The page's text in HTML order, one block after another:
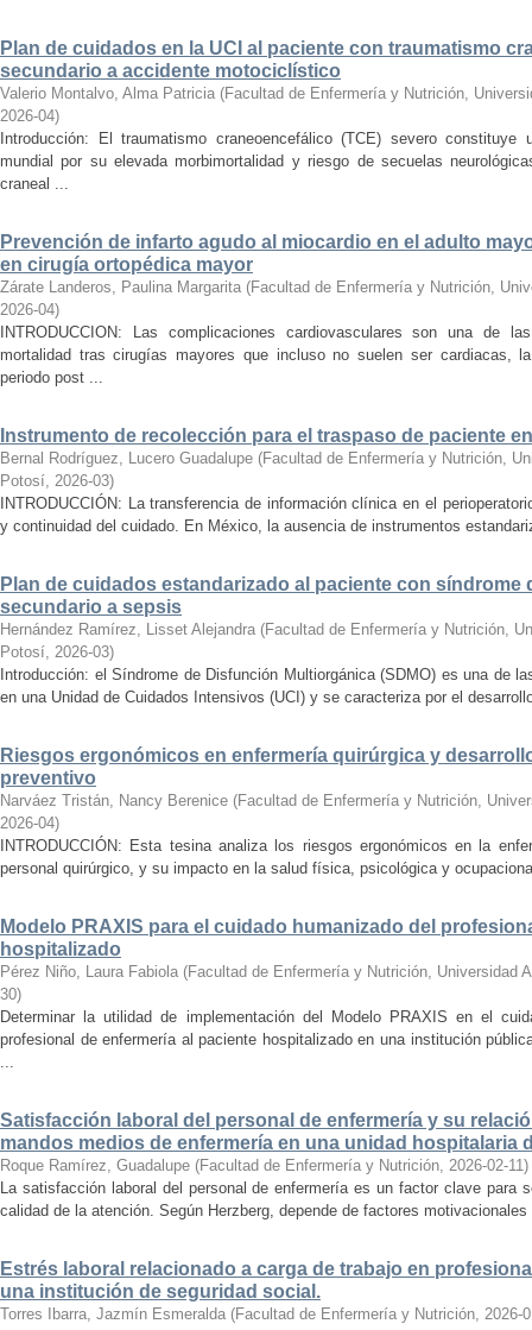
Plan de cuidados en la UCI al paciente con traumatismo
secundario a accidente motociclístico
Valerio Montalvo, Alma Patricia (Facultad de Enfermería y Nutrición,
2026-04)
Introducción: El traumatismo craneoencefálico (TCE) severo
mundial por su elevada morbimortalidad y riesgo de secuelas
craneal ...
Prevención de infarto agudo al miocardio en el adulto
en cirugía ortopédica mayor
Zárate Landeros, Paulina Margarita (Facultad de Enfermería y Nutrición,
2026-04)
INTRODUCCION: Las complicaciones cardiovasculares son una de
mortalidad tras cirugías mayores que incluso no suelen ser cardiacas,
periodo post ...
Instrumento de recolección para el traspaso de paciente
Bernal Rodríguez, Lucero Guadalupe (Facultad de Enfermería y Nutrición,
Potosí, 2026-03)
INTRODUCCIÓN: La transferencia de información clínica en el
y continuidad del cuidado. En México, la ausencia de instrumentos
Plan de cuidados estandarizado al paciente con
secundario a sepsis
Hernández Ramírez, Lisset Alejandra (Facultad de Enfermería y Nutrición,
Potosí, 2026-03)
Introducción: el Síndrome de Disfunción Multiorgánica (SDMO) es una de
en una Unidad de Cuidados Intensivos (UCI) y se caracteriza por el
Riesgos ergonómicos en enfermería quirúrgica y
preventivo
Narváez Tristán, Nancy Berenice (Facultad de Enfermería y Nutrición,
2026-04)
INTRODUCCIÓN: Esta tesina analiza los riesgos ergonómicos en la
personal quirúrgico, y su impacto en la salud física, psicológica y
Modelo PRAXIS para el cuidado humanizado del
hospitalizado
Pérez Niño, Laura Fabiola (Facultad de Enfermería y Nutrición, Universidad
30)
Determinar la utilidad de implementación del Modelo PRAXIS en el
profesional de enfermería al paciente hospitalizado en una institución
...
Satisfacción laboral del personal de enfermería y su
mandos medios de enfermería en una unidad hospitalaria
Roque Ramírez, Guadalupe (Facultad de Enfermería y Nutrición, 2026-02-11)
La satisfacción laboral del personal de enfermería es un factor clave para
calidad de la atención. Según Herzberg, depende de factores
Estrés laboral relacionado a carga de trabajo en
una institución de seguridad social.
Torres Ibarra, Jazmín Esmeralda (Facultad de Enfermería y Nutrición, 2026-